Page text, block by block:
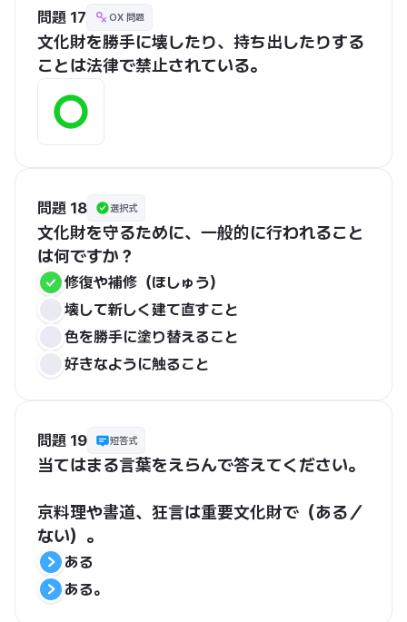
問題 17 OX 問題
文化財を勝手に壊したり、持ち出したりする
ことは法律で禁止されている。
問題 18 選択式
文化財を守るために、一般的に行われること
は何ですか？
修復や補修（ほしゅう）
壊して新しく建て直すこと
色を勝手に塗り替えること
好きなように触ること
問題 19 短答式
当てはまる言葉をえらんで答えてください。
京料理や書道、狂言は重要文化財で（ある／
ない）。
ある
ある。